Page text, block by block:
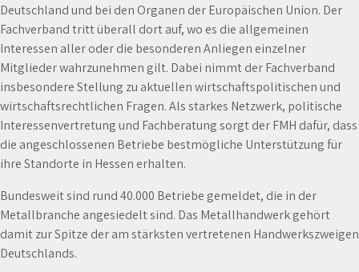
Deutschland und bei den Organen der Europäischen Union. Der
Fachverband tritt überall dort auf, wo es die allgemeinen
Interessen aller oder die besonderen Anliegen einzelner
Mitglieder wahrzunehmen gilt. Dabei nimmt der Fachverband
insbesondere Stellung zu aktuellen wirtschaftspolitischen und
wirtschaftsrechtlichen Fragen. Als starkes Netzwerk, politische
Interessenvertretung und Fachberatung sorgt der FMH dafür, dass
die angeschlossenen Betriebe bestmögliche Unterstützung für
ihre Standorte in Hessen erhalten.
Bundesweit sind rund 40.000 Betriebe gemeldet, die in der
Metallbranche angesiedelt sind. Das Metallhandwerk gehört
damit zur Spitze der am stärksten vertretenen Handwerkszweigen
Deutschlands.